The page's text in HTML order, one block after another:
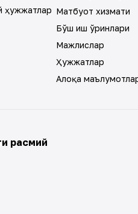
ҳужжатлар Матбуот хизмати
Бўш иш ўринлари
Мажлислар
Ҳужжатлар
Алоқа
расмий